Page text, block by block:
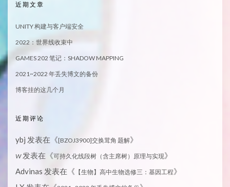
近期文章
UNITY 构建与客户端安全
2022：世界线收束中
GAMES 202 笔记：SHADOW MAPPING
2021~2022 年丢失博文的备份
博客挂的这几个月
近期评论
ybj 发表在《[BZOJ3900]交换茸角 题解》
W发表在《可持久化线段树（含主席树）原理与实现》
Advinas 发表在《 【生物】高中生物选修三：基因工程》